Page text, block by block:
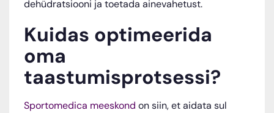
dehüdratsiooni ja toetada ainevahetust.
Kuidas optimeerida
oma
taastumisprotsessi?
Sportomedica meeskond on siin, et aidata sul